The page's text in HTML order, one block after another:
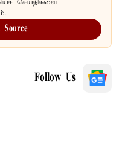
செய்திகளை
Source
Follow Us